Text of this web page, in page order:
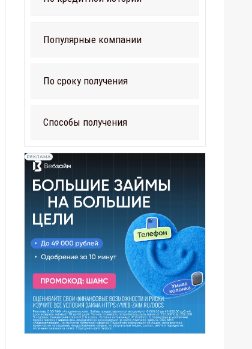
Популярные компании
По сроку получения
Способы получения